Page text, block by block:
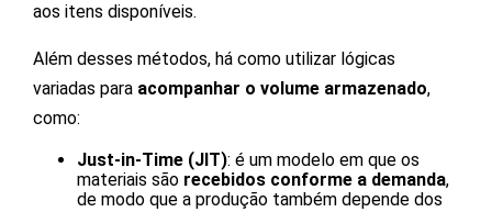
aos itens disponíveis.
Além desses métodos, há como utilizar lógicas
variadas para acompanhar o volume armazenado,
como:
Just-in-Time (JIT): é um modelo em que os
materiais são recebidos conforme a demanda,
de modo que a produção também depende dos